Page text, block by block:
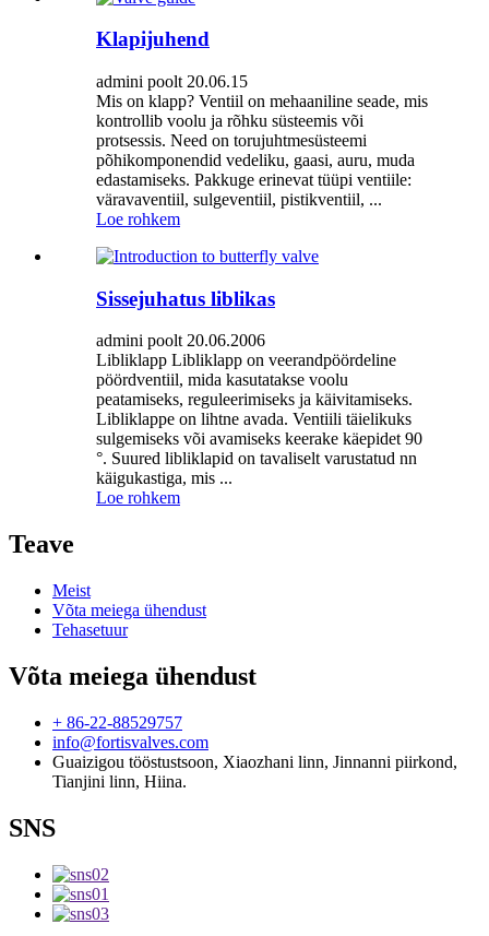
Klapijuhend
admini poolt 20.06.15
Mis on klapp? Ventiil on mehaaniline seade, mis
kontrollib voolu ja rõhku süsteemis või
protsessis. Need on torujuhtmesüsteemi
põhikomponendid vedeliku, gaasi, auru, muda
edastamiseks. Pakkuge erinevat tüüpi ventiile:
väravaventiil, sulgeventiil, pistikventiil, ...
Loe rohkem
Sissejuhatus liblikas
admini poolt 20.06.2006
Libliklapp Libliklapp on veerandpöördeline
pöördventiil, mida kasutatakse voolu
peatamiseks, reguleerimiseks ja käivitamiseks.
Libliklappe on lihtne avada. Ventiili täielikuks
sulgemiseks või avamiseks keerake käepidet 90
°. Suured libliklapid on tavaliselt varustatud nn
käigukastiga, mis ...
Loe rohkem
Teave
Meist
Võta meiega ühendust
Tehasetuur
Võta meiega ühendust
+ 86-22-88529757
info@fortisvalves.com
Guaizigou tööstustsoon, Xiaozhani linn, Jinnanni piirkond,
Tianjini linn, Hiina.
SNS